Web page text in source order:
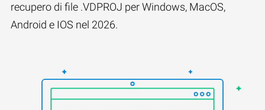
recupero di file .VDPROJ per Windows, MacOS,
Android e IOS nel 2026.